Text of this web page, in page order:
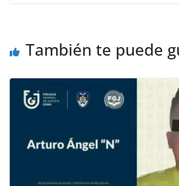
También te puede